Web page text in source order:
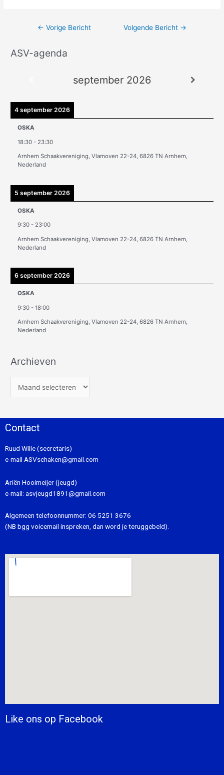
← Vorige Bericht Volgende Bericht →
ASV-agenda
september 2026
4 september 2026
OSKA
18:30 - 23:30
Arnhem Schaakvereniging, Vlamoven 22-24, 6826 TN Arnhem,
Nederland
5 september 2026
OSKA
9:30 - 23:00
Arnhem Schaakvereniging, Vlamoven 22-24, 6826 TN Arnhem,
Nederland
6 september 2026
OSKA
9:30 -18:00
Arnhem Schaakvereniging, Vlamoven 22-24, 6826 TN Arnhem,
Nederland
Archieven
A
e
Contact
Ruud Wille (secretaris)
e-mail ASVschaken@gmail.com
Ariën Hooimeijer (jeugd)
e-mail: asvjeugd1891@gmail.com
Algemeen telefoonnummer: 06 5251 3676
(NB bgg voicemail inspreken, dan word je teruggebeld).
Like ons op Facebook